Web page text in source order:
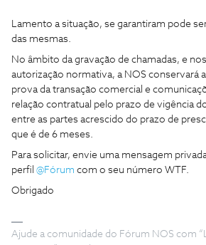
Lamento a situação, se garantiram pode
das mesmas.
No âmbito da gravação de chamadas, e
autorização normativa, a NOS conservará
prova da transação comercial e
relação contratual pelo prazo de vigência
entre as partes acrescido do prazo de
que é de 6 meses.
Para solicitar, envie uma mensagem
perfil @Fórum com o seu número WTF.
Obrigado
Ajude a comunidade do Fórum NOS com